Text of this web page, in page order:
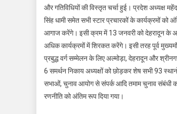
और गतिविधियों की विस्तृत चर्चा हुई। प्रदेश अध्यक्ष
सिंह धामी समेत सभी स्टार प्रचारकों के कार्यक्रमों
आगाज करेंगे। इसी क्रम में 13 जनवरी को देहरादून के
अधिक कार्यक्रमों में शिरकत करेंगे। इसी तरह पूर्व
प्रबुद्ध वर्ग सम्मेलन के लिए अल्मोड़ा, देहरादून और
6 समर्थन निकाय अध्यक्षों को छोड़कर शेष सभी 93
सभाओं, चुनाव आयोग से संपर्क आदि तमाम चुनाव संबंधी
रणनीति को अंतिम रूप दिया गया।